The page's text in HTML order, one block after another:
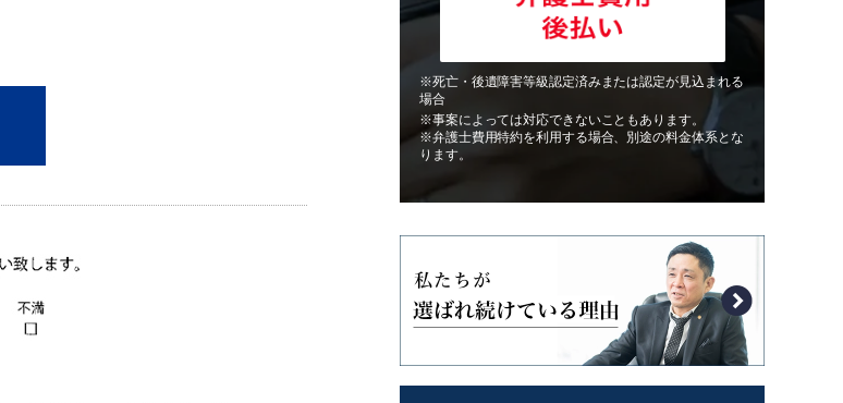
※死亡・後遺障害等級認定済みまたは認定が見込まれる
場合
※事案によっては対応できないこともあります。
※弁護士費用特約を利用する場合、別途の料金体系とな
ります。